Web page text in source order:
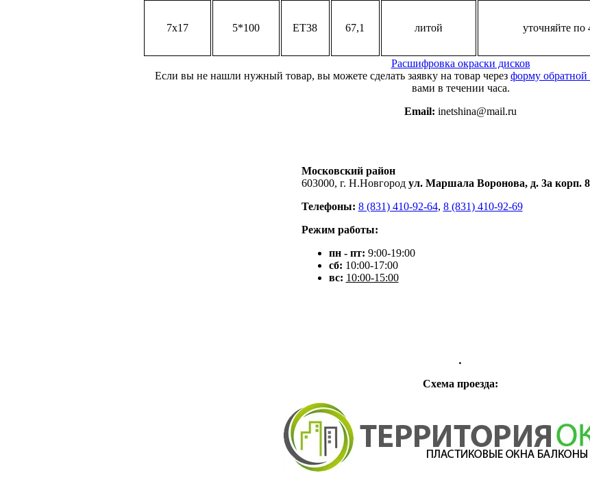
7x17 5*100 ET38 67,1 литой уточняйте по
Расшифровка окраски дисков
Если вы не нашли нужный товар, вы можете сделать заявку на товар через форму обратной
вами в течении часа.
Email: inetshina@mail.ru
Московский район
603000, г. Н.Новгород ул. Маршала Воронова, д. 3а корп. 8
Телефоны: 8 (831) 410-92-64, 8 (831) 410-92-69
Режим работы:
пн - пт: 9:00-19:00
сб: 10:00-17:00
вс: 10:00-15:00
.
Схема проезда: